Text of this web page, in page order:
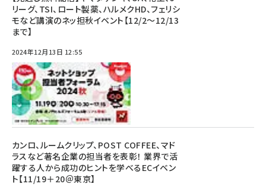
リーグ、TSI、ロート製薬、ハルメクHD、フェリシ
モなど講演のネッ担秋イベント【12/2～12/13
まで】
2024年12月13日 12:55
カンロ、ルームクリップ、POST COFFEE、マド
ラスなど著名企業の担当者を表彰！ 業界で活
躍する人から成功のヒントを学べるECイベン
ト【11/19＋20＠東京】